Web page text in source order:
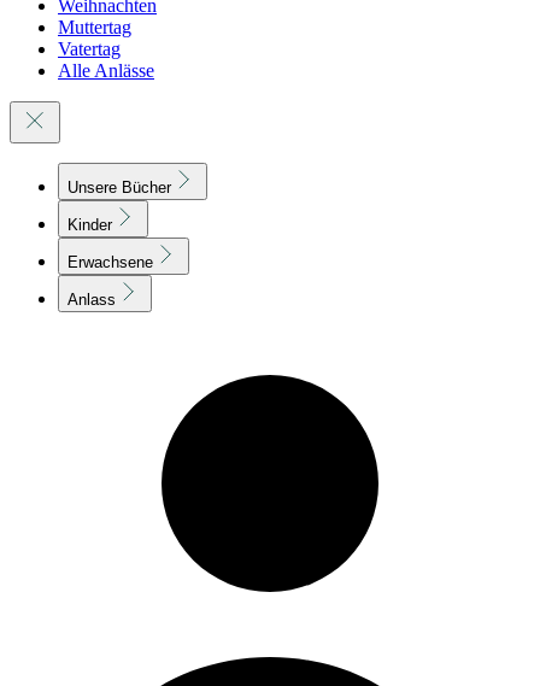
Weihnachten
Muttertag
Vatertag
Alle Anlässe
Unsere Bücher
Kinder
Erwachsene
Anlass